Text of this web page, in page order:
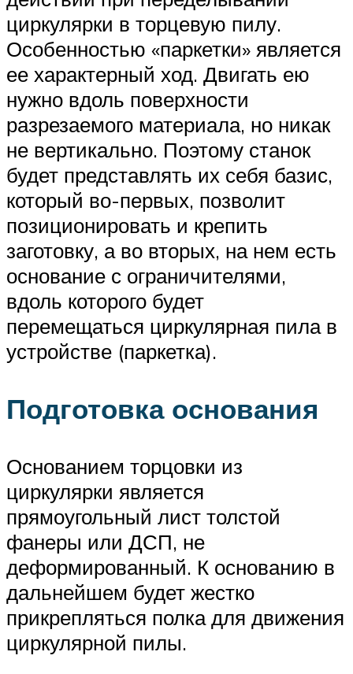
циркулярки в торцевую пилу.
Особенностью «паркетки» является
ее характерный ход. Двигать ею
нужно вдоль поверхности
разрезаемого материала, но никак
не вертикально. Поэтому станок
будет представлять их себя базис,
который во-первых, позволит
позиционировать и крепить
заготовку, а во вторых, на нем есть
основание с ограничителями,
вдоль которого будет
перемещаться циркулярная пила в
устройстве (паркетка).
Подготовка основания
Основанием торцовки из
циркулярки является
прямоугольный лист толстой
фанеры или ДСП, не
деформированный. К основанию в
дальнейшем будет жестко
прикрепляться полка для движения
циркулярной пилы.